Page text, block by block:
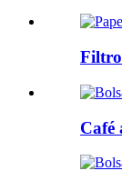
Filtro
Café